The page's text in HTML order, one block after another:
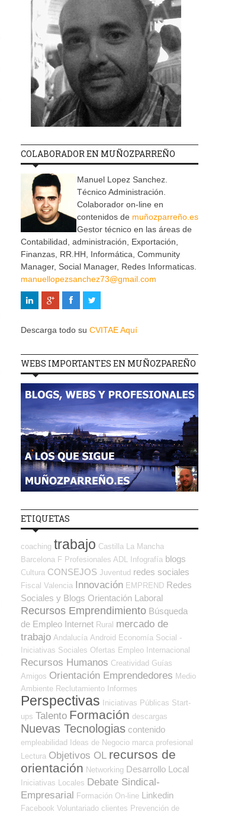
COLABORADOR EN MUÑOZPARREÑO
Manuel Lopez Sanchez.
Técnico Administración.
Colaborador on-line en
contenidos de muñozparreño.es
Gestor técnico en las áreas de
Contabilidad, administración, Exportación,
Finanzas, RR.HH, Informática, Community
Manager, Social Manager, Redes Informaticas.
manuellopezsanchez73@gmail.com
Descarga todo su CVITAE Aquí
WEBS IMPORTANTES EN MUÑOZPAREÑO
ETIQUETAS
coaching trabajo Castilla La Mancha
Barcelona F Profesionales ADL Infografía blogs
Cultura CONSEJOS Juventud redes sociales
Fiscal Valencia Innovación EMPREND Redes
Sociales y Blogs Orientación Laboral
Recursos Emprendimiento Búsqueda
de Empleo Internet Rural mercado de
trabajo Andalucía Android Economía Social -
Iniciativas Sociales Ofertas Empleo Internacional
Recursos Humanos Creatividad Guías
Amigos Orientación Emprendedores Medio
Ambiente Reclutamiento Informes
Perspectivas Iniciativas Públicas Start-
ups Talento Formación descargas
Nuevas Tecnologias contenido
empleabilidad Ideas de Negocio marca profesional
Lectura Objetivos OL recursos de
orientación Networking Desarrollo Local
Iniciativas Locales Debate Sindical-
Empresarial Formación On-line Linkedin
Facebook Voluntariado clientes Prevención de